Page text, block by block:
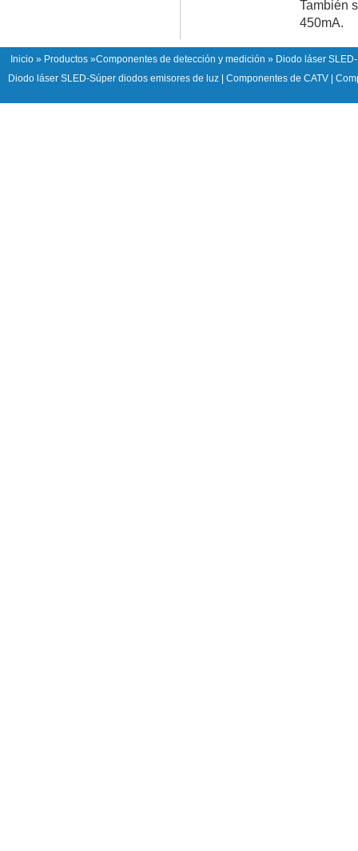
También
450mA.
Inicio » Productos »Componentes de detección y medición » Diodo láser
Diodo láser SLED-Súper diodos emisores de luz
Componentes de CATV